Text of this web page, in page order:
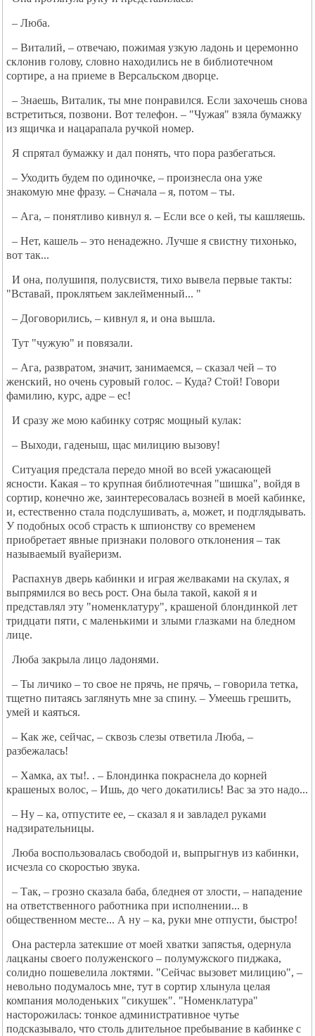
– Люба.
– Виталий, – отвечаю, пожимая узкую ладонь и церемонно
склонив голову, словно находились не в библиотечном
сортире, а на приеме в Версальском дворце.
– 3наешь, Виталик, ты мне понравился. Если захочешь снова
встретиться, позвони. Вот телефон. – "Чужая" взяла бумажку
из ящичка и нацарапала ручкой номер.
Я спрятал бумажку и дал понять, что пора разбегаться.
– Уходить будем по одиночке, – произнесла она уже
знакомую мне фразу. – Сначала – я, потом – ты.
– Ага, – понятливо кивнул я. – Если все о кей, ты кашляешь.
– Нет, кашель – это ненадежно. Лучше я свистну тихонько,
вот так...
И она, полушипя, полусвистя, тихо вывела первые такты:
"Вставай, проклятьем заклейменный... "
– Договорились, – кивнул я, и она вышла.
Тут "чужую" и повязали.
– Ага, развратом, значит, занимаемся, – сказал чей – то
женский, но очень суровый голос. – Куда? Стой! Говори
фамилию, курс, адре – ес!
И сразу же мою кабинку сотряс мощный кулак:
– Выходи, гаденыш, щас милицию вызову!
Ситуация предстала передо мной во всей ужасающей
ясности. Какая – то крупная библиотечная "шишка", войдя в
сортир, конечно же, заинтересовалась возней в моей кабинке,
и, естественно стала подслушивать, а, может, и подглядывать.
У подобных особ страсть к шпионству со временем
приобретает явные признаки полового отклонения – так
называемый вуайеризм.
Распахнув дверь кабинки и играя желваками на скулах, я
выпрямился во весь рост. Она была такой, какой я и
представлял эту "номенклатуру", крашеной блондинкой лет
тридцати пяти, с маленькими и злыми глазками на бледном
лице.
Люба закрыла лицо ладонями.
– Ты личико – то свое не прячь, не прячь, – говорила тетка,
тщетно питаясь заглянуть мне за спину. – Умеешь грешить,
умей и каяться.
– Как же, сейчас, – сквозь слезы ответила Люба, –
разбежалась!
– Хамка, ах ты!. . – Блондинка покраснела до корней
крашеных волос, – Ишь, до чего докатились! Вас за это надо...
– Ну – ка, отпустите ее, – сказал я и завладел руками
надзирательницы.
Люба воспользовалась свободой и, выпрыгнув из кабинки,
исчезла со скоростью звука.
– Так, – грозно сказала баба, бледнея от злости, – нападение
на ответственного работника при исполнении... в
общественном месте... А ну – ка, руки мне отпусти, быстро!
Она растерла затекшие от моей хватки запястья, одернула
лацканы своего полуженского – полумужского пиджака,
солидно пошевелила локтями. "Сейчас вызовет милицию", –
невольно подумалось мне, тут в сортир хлынула целая
компания молоденьких "сикушек". "Номенклатура"
насторожилась: тонкое административное чутье
подсказывало, что столь длительное пребывание в кабинке с